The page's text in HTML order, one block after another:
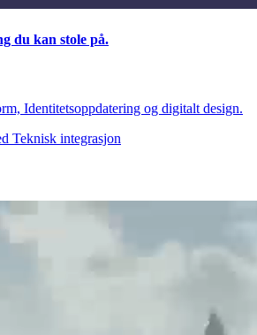
du kan stole på.
Identitetsoppdatering og digitalt design.
Teknisk integrasjon